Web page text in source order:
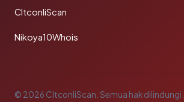
CltconliScan
Nikoya10Whois
© 2026 CltconliScan. Semua hak dilindungi.